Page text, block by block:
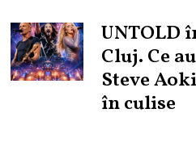
UNTOLD
Cluj. Ce
Steve
în culise